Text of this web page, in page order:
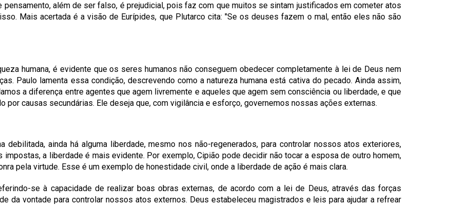
pensamento, além de ser falso, é prejudicial, pois faz com que muitos se sintam justificados em cometer atos
Mais acertada é a visão de Eurípides, que Plutarco cita: "Se os deuses fazem o mal, então eles não são
humana, é evidente que os seres humanos não conseguem obedecer completamente à lei de Deus nem
Paulo lamenta essa condição, descrevendo como a natureza humana está cativa do pecado. Ainda assim,
a diferença entre agentes que agem livremente e aqueles que agem sem consciência ou liberdade, e que
por causas secundárias. Ele deseja que, com vigilância e esforço, governemos nossas ações externas.
debilitada, ainda há alguma liberdade, mesmo nos não-regenerados, para controlar nossos atos exteriores,
a liberdade é mais evidente. Por exemplo, Cipião pode decidir não tocar a esposa de outro homem,
pela virtude. Esse é um exemplo de honestidade civil, onde a liberdade de ação é mais clara.
se à capacidade de realizar boas obras externas, de acordo com a lei de Deus, através das forças
da vontade para controlar nossos atos externos. Deus estabeleceu magistrados e leis para ajudar a refrear